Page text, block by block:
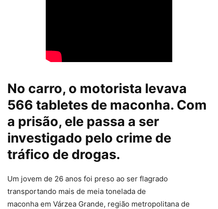
No carro, o motorista levava
566 tabletes de maconha. Com
a prisão, ele passa a ser
investigado pelo crime de
tráfico de drogas.
Um jovem de 26 anos foi preso ao ser flagrado
transportando mais de meia tonelada de
maconha em Várzea Grande, região metropolitana de